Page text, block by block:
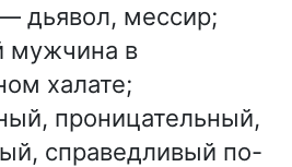
дьявол, мессир;
мужчина в
халате;
проницательный,
справедливый по-